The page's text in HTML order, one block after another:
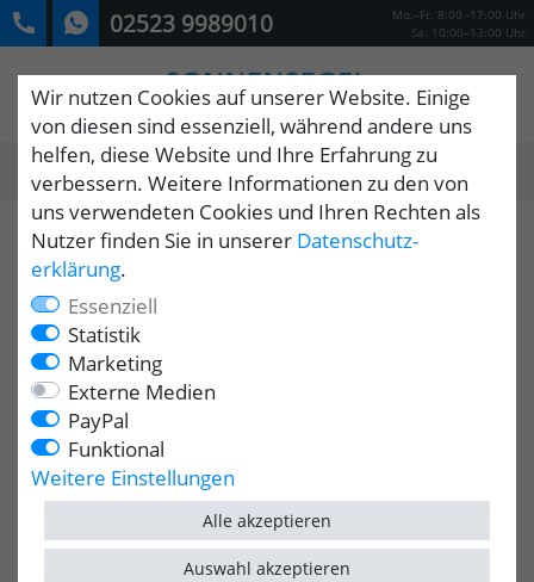
02523 9989010
Mo.–Fr. 8:00 -17:00 Uhr
Sa. 10:00–13:00 Uhr
0
Wir nutzen Cookies auf unserer Website. Einige
von diesen sind essenziell, während andere uns
helfen, diese Website und Ihre Erfahrung zu
verbessern. Weitere Informationen zu den von
uns verwendeten Cookies und Ihren Rechten als
Nutzer finden Sie in unserer Daten­schutz­
erklärung.
Essenziell
Statistik
Marketing
Externe Medien
PayPal
Funktional
Weitere Einstellungen
Alle akzeptieren
Auswahl akzeptieren